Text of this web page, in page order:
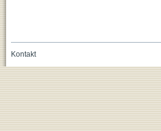
Kontakt